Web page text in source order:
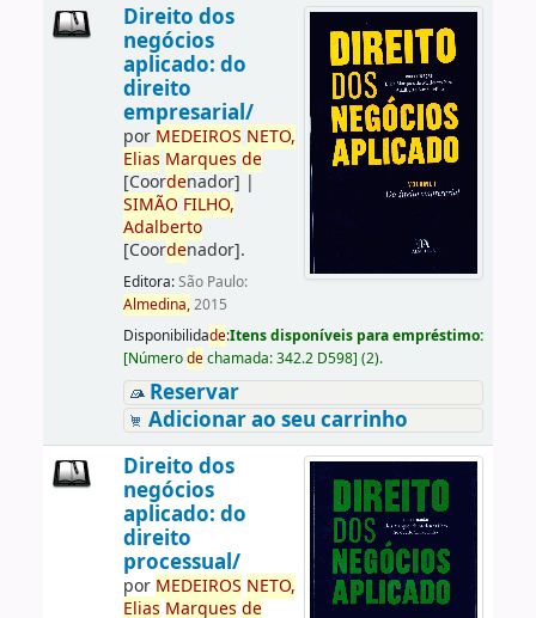
Direito dos
negócios
aplicado: do
direito
empresarial/
por MEDEIROS NETO,
Elias Marques de
[Coordenador] |
SIMÃO FILHO,
Adalberto
[Coordenador].
Editora:São Paulo:
Almedina,2015
Disponibilidade:Itens disponíveis para empréstimo:
[Númerodechamada:342.2 D598] (2).
Reservar
Adicionar ao seu carrinho
Direito dos
negócios
aplicado: do
direito
processual/
por MEDEIROS NETO,
Elias Marques de